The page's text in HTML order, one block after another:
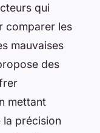
qui
comparer les
mauvaises
des
mettant
la précision